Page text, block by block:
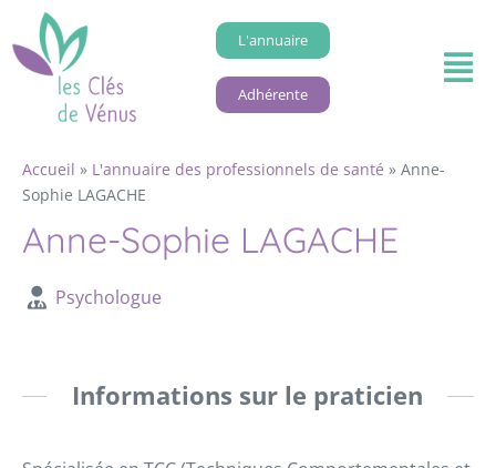
L'annuaire
Adhérente
Accueil » L'annuaire des professionnels de santé » Anne-
Sophie LAGACHE
Anne-Sophie LAGACHE
Psychologue
Informations sur le praticien